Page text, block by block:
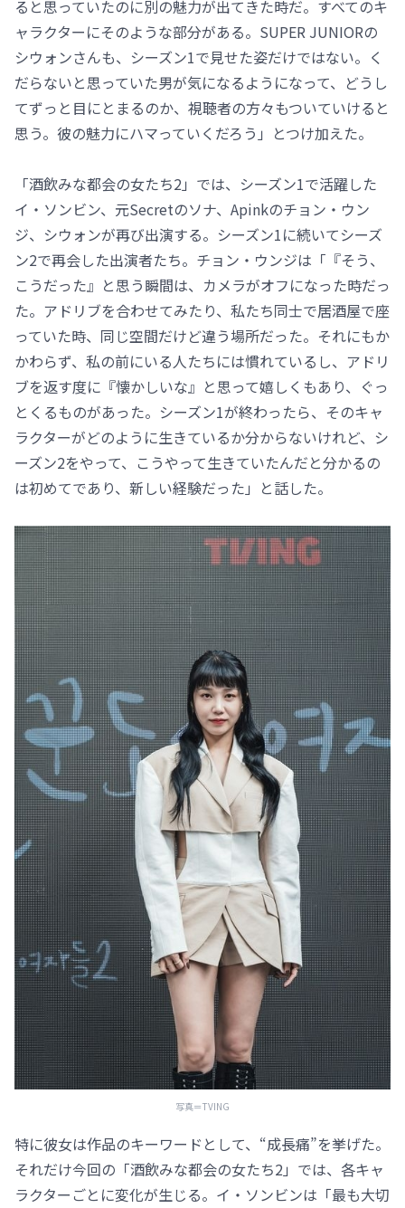
ると思っていたのに別の魅力が出てきた時だ。すべてのキ
ャラクターにそのような部分がある。SUPER JUNIORの
シウォンさんも、シーズン1で見せた姿だけではない。く
だらないと思っていた男が気になるようになって、どうし
てずっと目にとまるのか、視聴者の方々もついていけると
思う。彼の魅力にハマっていくだろう」とつけ加えた。
「酒飲みな都会の女たち2」では、シーズン1で活躍した
イ・ソンビン、元Secretのソナ、Apinkのチョン・ウン
ジ、シウォンが再び出演する。シーズン1に続いてシーズ
ン2で再会した出演者たち。チョン・ウンジは「『そう、
こうだった』と思う瞬間は、カメラがオフになった時だっ
た。アドリブを合わせてみたり、私たち同士で居酒屋で座
っていた時、同じ空間だけど違う場所だった。それにもか
かわらず、私の前にいる人たちには慣れているし、アドリ
ブを返す度に『懐かしいな』と思って嬉しくもあり、ぐっ
とくるものがあった。シーズン1が終わったら、そのキャ
ラクターがどのように生きているか分からないけれど、シ
ーズン2をやって、こうやって生きていたんだと分かるの
は初めてであり、新しい経験だった」と話した。
写真＝TVING
特に彼女は作品のキーワードとして、“成長痛”を挙げた。
それだけ今回の「酒飲みな都会の女たち2」では、各キャ
ラクターごとに変化が生じる。イ・ソンビンは「最も大切